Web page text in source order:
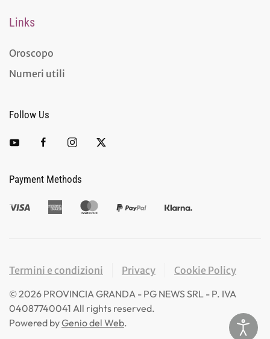
Links
Oroscopo
Numeri utili
Follow Us
Payment Methods
Termini e condizioni Privacy
Cookie Policy
© 2026 PROVINCIA GRANDA - PG NEWS SRL - P. IVA
04087740041 All rights reserved.
Powered byGenio del Web.